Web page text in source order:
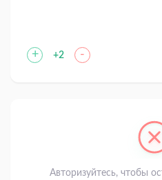
+ +2 -
Авторизуйтесь, чтобы